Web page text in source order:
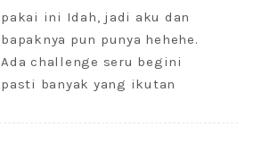
pakai ini Idah, jadi aku dan
bapaknya pun punya hehehe.
Ada challenge seru begini
pasti banyak yang ikutan